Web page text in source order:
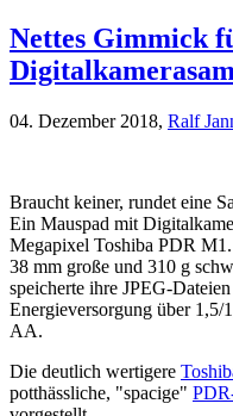
Nettes Gimmick
04. Dezember 2018, Ralf
Braucht keiner, rundet eine
Ein Mauspad mit
Megapixel Toshiba PDR
38 mm große und 310 g
speicherte ihre JPEG-
Energieversorgung über
AA.
Die deutlich wertigere
potthässliche, "spacige"